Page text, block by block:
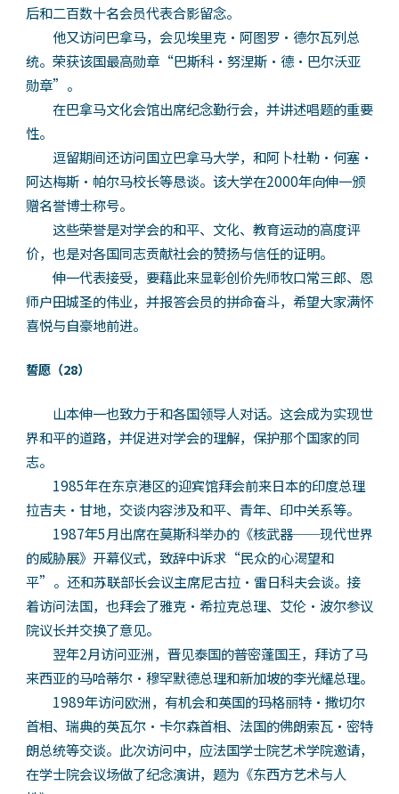
后和二百数十名会员代表合影留念。
他又访问巴拿马，会见埃里克·阿图罗·德尔瓦列总
统。荣获该国最高勋章“巴斯科·努涅斯·德·巴尔沃亚
勋章”。
在巴拿马文化会馆出席纪念勤行会，并讲述唱题的重要
性。
逗留期间还访问国立巴拿马大学，和阿卜杜勒·何塞·
阿达梅斯·帕尔马校长等恳谈。该大学在2000年向伸一颁
赠名誉博士称号。
这些荣誉是对学会的和平、文化、教育运动的高度评
价，也是对各国同志贡献社会的赞扬与信任的证明。
伸一代表接受，要藉此来显彰创价先师牧口常三郎、恩
师户田城圣的伟业，并报答会员的拼命奋斗，希望大家满怀
喜悦与自豪地前进。
誓愿（28）
山本伸一也致力于和各国领导人对话。这会成为实现世
界和平的道路，并促进对学会的理解，保护那个国家的同
志。
1985年在东京港区的迎宾馆拜会前来日本的印度总理
拉吉夫·甘地，交谈内容涉及和平、青年、印中关系等。
1987年5月出席在莫斯科举办的《核武器──现代世界
的威胁展》开幕仪式，致辞中诉求“民众的心渴望和
平”。还和苏联部长会议主席尼古拉·雷日科夫会谈。接
着访问法国，也拜会了雅克·希拉克总理、艾伦·波尔参议
院议长并交换了意见。
翌年2月访问亚洲，晋见泰国的普密蓬国王，拜访了马
来西亚的马哈蒂尔·穆罕默德总理和新加坡的李光耀总理。
1989年访问欧洲，有机会和英国的玛格丽特·撒切尔
首相、瑞典的英瓦尔·卡尔森首相、法国的佛朗索瓦·密特
朗总统等交谈。此次访问中，应法国学士院艺术学院邀请，
在学士院会议场做了纪念演讲，题为《东西方艺术与人